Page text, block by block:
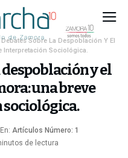
Sobre La Despoblación Y El
Interpretación Sociológica.
despoblación y el
una breve
En: Artículos Número: 1
de lectura